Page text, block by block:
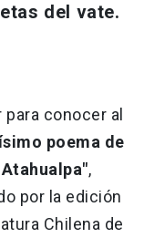
del vate.
conocer al
poema de
,
por la edición
Chilena de